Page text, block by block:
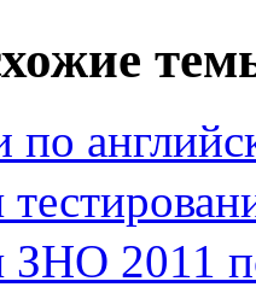
ЗНО 2011